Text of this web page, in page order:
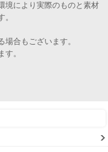
境により実際のものと素材
。
合もございます。
。